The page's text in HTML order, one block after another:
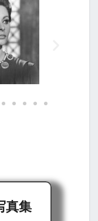
真集